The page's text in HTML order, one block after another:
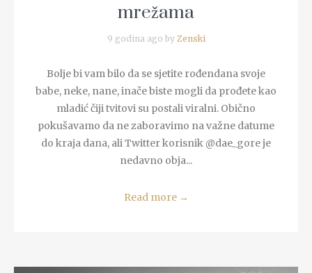
mrežama
9 godina ago by Zenski
Bolje bi vam bilo da se sjetite rođendana svoje
babe, neke, nane, inače biste mogli da prođete kao
mladić čiji tvitovi su postali viralni. Obično
pokušavamo da ne zaboravimo na važne datume
do kraja dana, ali Twitter korisnik @dae_gore je
nedavno obja...
Read more →